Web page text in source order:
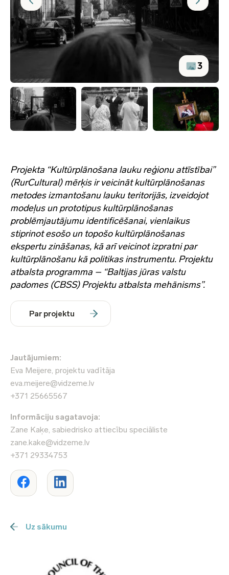
3
Projekta “Kultūrplānošana lauku reģionu attīstībai”
(RurCultural) mērķis ir veicināt kultūrplānošanas
metodes izmantošanu lauku teritorijās, izveidojot
modeļus un prototipus kultūrplānošanas
problēmjautājumu identificēšanai, vienlaikus
stiprinot esošo un topošo kultūrplānošanas
ekspertu zināšanas, kā arī veicinot izpratni par
kultūrplānošanu kā politikas instrumentu. Projektu
atbalsta programma – “Baltijas jūras valstu
padomes (CBSS) Projektu atbalsta mehānisms”.
Par projektu
Jautājumiem:
Eva Meijere, projektu vadītāja
eva.meijere@vidzeme.lv
+371 25665567
Informāciju sagatavoja:
Zane Kaķe, sabiedrisko attiecību speciāliste
zane.kake@vidzeme.lv
+371 29334753
Uz sākumu